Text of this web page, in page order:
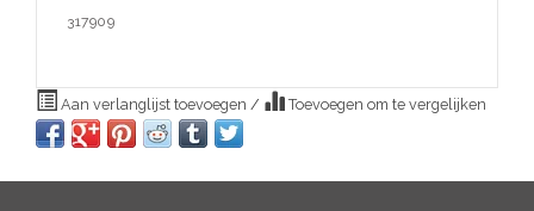
317909
Aan verlanglijst toevoegen / Toevoegen om te vergelijken